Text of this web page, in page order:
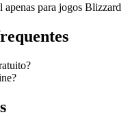
para jogos Blizzard